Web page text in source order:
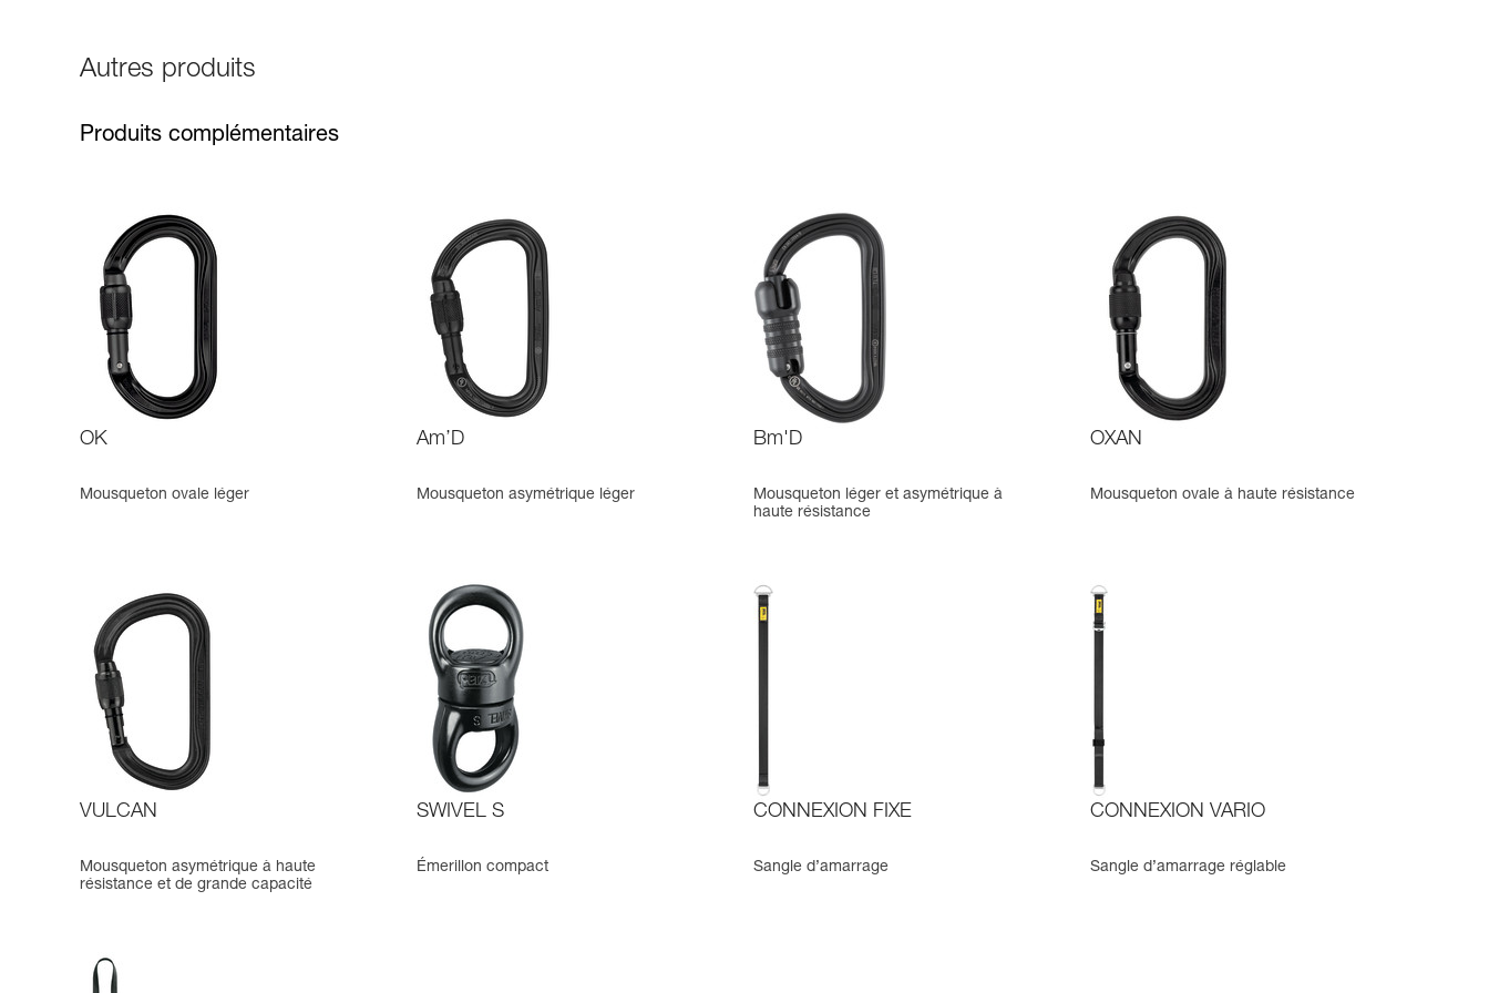
Autres produits
Produits complémentaires
OK
Mousqueton ovale léger
Am’D
Mousqueton asymétrique léger
Bm'D
Mousqueton léger et asymétrique à
haute résistance
OXAN
Mousqueton ovale à haute résistance
VULCAN
Mousqueton asymétrique à haute
résistance et de grande capacité
SWIVEL S
Émerillon compact
CONNEXION FIXE
Sangle d’amarrage
CONNEXION VARIO
Sangle d’amarrage réglable